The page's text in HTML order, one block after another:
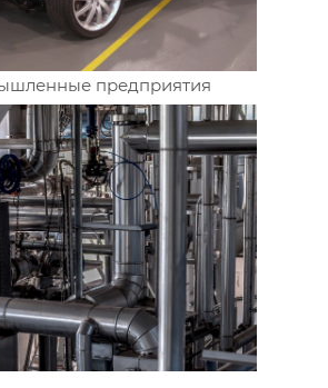
предприятия